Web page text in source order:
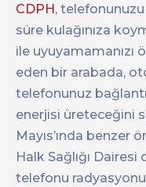
CDPH ,
süre kulağınıza
ile uyuyamamanızı
eden bir arabada,
telefonunuz
enerjisi üreteceğini
Mayıs’ında benzer
Halk Sağlığı
telefonu